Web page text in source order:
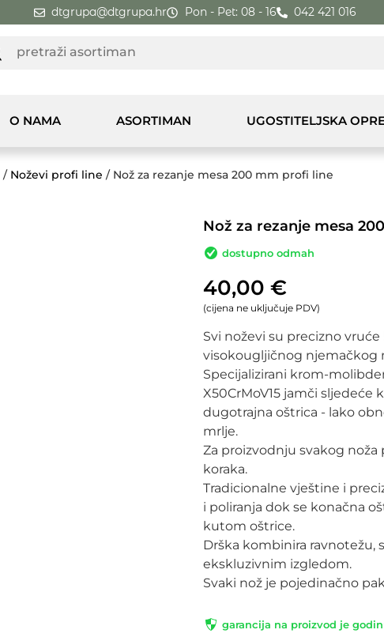
dtgrupa@dtgrupa.hr Pon - Pet: 08 - 16 042 421 016
O NAMA ASORTIMAN UGOSTITELJSKA
/ Noževi profi line / Nož za rezanje mesa 200 mm profi line
Nož za rezanje mesa
dostupno odmah
40,00 €
(cijena ne uključuje PDV)
Svi noževi su precizno
visokougljičnog njemačkog
Specijalizirani krom-
X50CrMoV15 jamči sljedeće
dugotrajna oštrica - lako
mrlje.
Za proizvodnju svakog
koraka.
Tradicionalne vještine i
i poliranja dok se konačna
kutom oštrice.
Drška kombinira ravnotežu,
ekskluzivnim izgledom.
Svaki nož je pojedinačno
garancija na proizvod je